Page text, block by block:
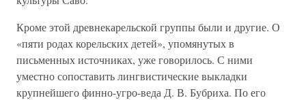
Кроме этой древнекарельской группы были и другие. О
«пяти родах корельских детей», упомянутых в
письменных источниках, уже говорилось. С ними
уместно сопоставить лингвистические выкладки
крупнейшего финно-угро-веда Д. В. Бубриха. По его